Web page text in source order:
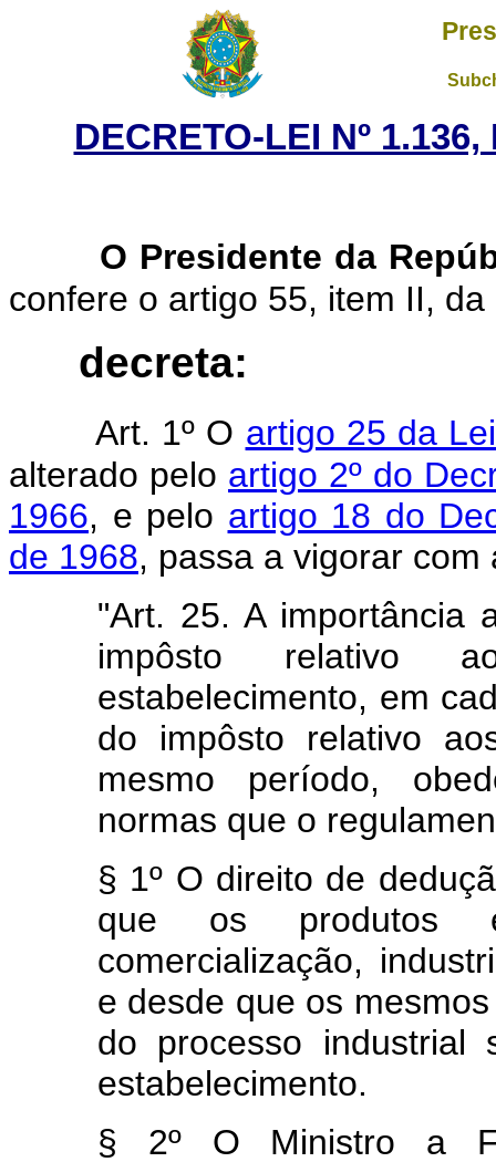
DECRETO-LEI Nº
O Presidente da
confere o artigo 55, item II,
decreta:
Art. 1º O artigo 25 da
alterado pelo artigo 2º do
1966, e pelo artigo 18 do
de 1968, passa a vigorar
"Art. 25. A importância
impôsto relativo
estabelecimento, em
do impôsto relativo
mesmo período,
normas que o
§ 1º O direito de
que os produtos
comercialização,
e desde que os
do processo industrial
estabelecimento.
§ 2º O Ministro a